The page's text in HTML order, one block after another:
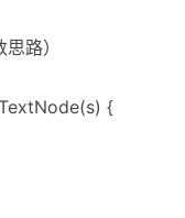
路）
{